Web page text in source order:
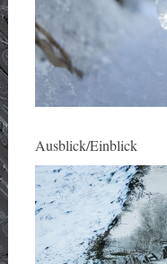
Ausblick/Einblick